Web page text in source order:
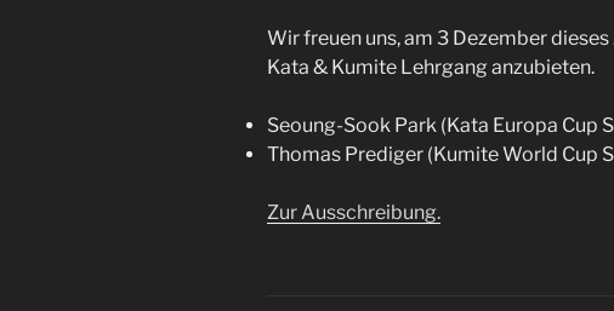
Wir freuen uns, am 3 Dezember
Kata & Kumite Lehrgang anzubieten.
Seoung-Sook Park (Kata Europa Cup
Thomas Prediger (Kumite World Cup
Zur Ausschreibung.